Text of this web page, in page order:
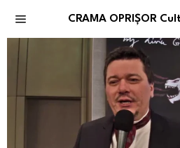
CRAMA OPRIȘOR